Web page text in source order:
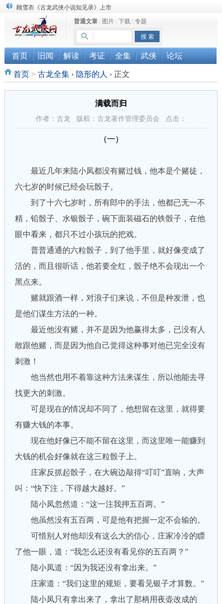
顾雪衣《古龙武侠小说知见录》上市
“武侠书库”查缺补漏活动圆满结束
《古龙小说原貌探究》修订版已上市
普通文章| 图片| 下载| 专题
首页 旧闻 解读 考证 全集 武侠 论坛
首页> 古龙全集 › 隐形的人 ›正文
满载而归
作者：古龙 版权：古龙著作管理委员会 点击：
（一）
最近几年来陆小凤都没有赌过钱，他本是个赌徒，
六七岁的时候已经会玩骰子。
到了十六七岁时，所有郎中的手法，他都已无一不
精，铅骰子、水银骰子，碗下面装磁石的铁骰子，在他
眼中看来，都只不过小孩玩的把戏。
普普通通的六粒骰子，到了他手里，就好像变成了
活的，而且很听话，他若要全红，骰子绝不会现出一个
黑点来。
赌就跟酒一样，对浪子们来说，不但是种发泄，也
是他们谋生方法的一种。
最近他没有赌，并不是因为他赢得太多，已没有人
敢跟他赌，而是因为他自己觉得这种事对他已完全没有
刺激！
他当然也用不着靠这种方法来谋生，所以他能去寻
找更大的刺激。
可是现在的情况却不同了，他想留在这里，就得要
有赚大钱的本事。
现在他好像已不能不留在这里，而这里唯一能赚到
大钱的机会好像就在这三粒骰子上。
庄家反抓起骰子，在大碗边敲得“叮叮”直响，大声
叫：“快下注，下得越大越好。”
陆小凤忽然道：“这一注我押五百两。”
他虽然没有五百两，可是他有把握一定不会输的。
可惜别人对他却没有这么大的信心，庄家冷冷的瞟
了他一眼，道：“我怎么还没有看见你的五百两？”
陆小凤道：“因为我还没有拿出来。”
庄家道：“我们这里的规矩，要看见银子才算数。”
陆小凤只有拿出来了，拿出了那柄用夜壶改成的